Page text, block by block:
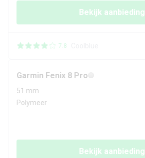
Bekijk aanbieding
7.8
Garmin Fenix 8 Pro
51 mm
Polymeer
Bekijk aanbieding